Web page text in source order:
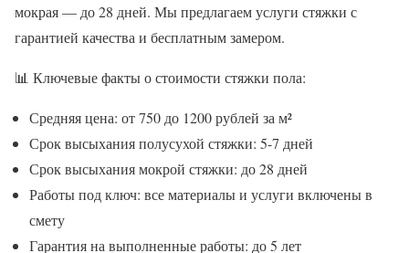
мокрая — до 28 дней. Мы предлагаем услуги стяжки с
гарантией качества и бесплатным замером.
📊 Ключевые факты о стоимости стяжки пола:
Средняя цена: от 750 до 1200 рублей за м²
Срок высыхания полусухой стяжки: 5-7 дней
Срок высыхания мокрой стяжки: до 28 дней
Работы под ключ: все материалы и услуги включены в
смету
Гарантия на выполненные работы: до 5 лет